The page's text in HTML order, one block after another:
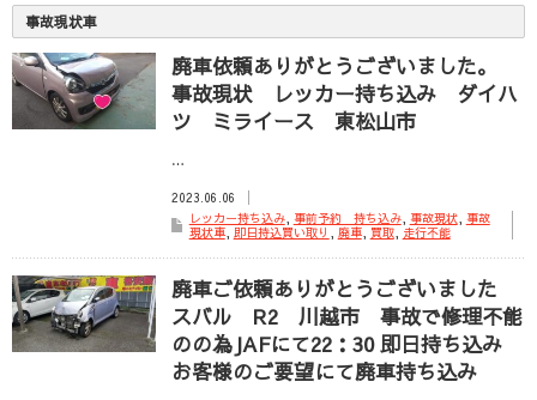
事故現状車
廃車依頼ありがとうございました。
事故現状 レッカー持ち込み ダイハ
ツ ミライース 東松山市
…
2023.06.06
レッカー持ち込み, 事前予約 持ち込み, 事故現状, 事故
現状車, 即日持込買い取り , 廃車, 買取, 走行不能
廃車ご依頼ありがとうございました
スバル R2 川越市 事故で修理不能
のの為JAFにて22：30 即日持ち込み
お客様のご要望にて廃車持ち込み